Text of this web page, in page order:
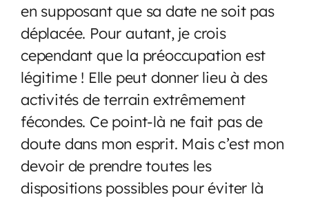
en supposant que sa date ne soit pas
déplacée. Pour autant, je crois
cependant que la préoccupation est
légitime ! Elle peut donner lieu à des
activités de terrain extrêmement
fécondes. Ce point-là ne fait pas de
doute dans mon esprit. Mais c’est mon
devoir de prendre toutes les
dispositions possibles pour éviter là